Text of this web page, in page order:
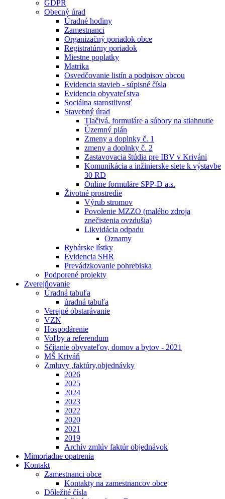
GDPR
Obecný úrad
Úradné hodiny
Zamestnanci
Organizačný poriadok obce
Registratúrny poriadok
Miestne poplatky
Matrika
Osvedčovanie listín a podpisov obcou
Evidencia stavieb - súpisné čísla
Evidencia obyvateľstva
Sociálna starostlivosť
Stavebný úrad
Tlačivá, formuláre a súbory na stiahnutie
Územný plán
Zmeny a doplnky č. 1
zmeny a doplnky č. 2
Zastavovacia štúdia pre IBV v Kriváni
Komunikácia a inžinierske siete k výstavbe
30 RD
Online formuláre SPP-D a.s.
Životné prostredie
Výrub stromov
Povolenie MZZO (malého zdroja
znečistenia ovzdušia)
Likvidácia odpadu
Oznamy
Rybárske lístky
Evidencia SHR
Prevádzkovanie pohrebiska
Podporené projekty
Zverejňovanie
Úradná tabuľa
úradná tabuľa
Verejné obstarávanie
VZN
Hospodárenie
Voľby a referendum
Sčítanie obyvateľov, domov a bytov - 2021
MŠ Kriváň
Zmluvy ,faktúry,objednávky
2026
2025
2024
2023
2022
2020
2021
2019
Archív zmlúv faktúr objednávok
Mimoriadne opatrenia
Kontakt
Zamestnanci obce
Kontakty na zamestnancov obce
Dôležité čísla